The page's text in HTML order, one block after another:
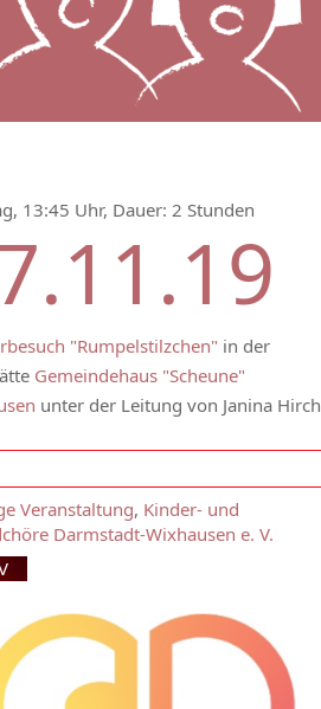
13:45 Uhr, Dauer: 2 Stunden
"Rumpelstilzchen" in der
Gemeindehaus "Scheune"
unter der Leitung von Janina Hirch
Veranstaltung, Kinder- und
Darmstadt-Wixhausen e. V.